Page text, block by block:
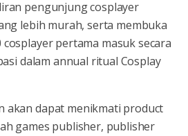
pengunjung cosplayer
lebih murah, serta membuka
pertama masuk secara
dalam annual ritual Cosplay
akan dapat menikmati product
games publisher, publisher